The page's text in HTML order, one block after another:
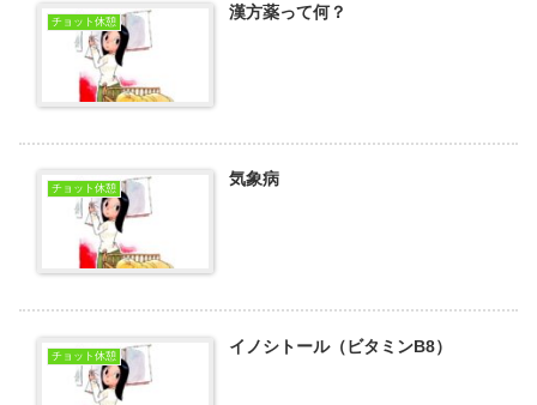
チョット休憩 漢方薬って何？
チョット休憩 気象病
チョット休憩 イノシトール（ビタミンB8）